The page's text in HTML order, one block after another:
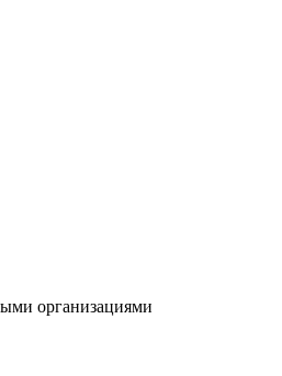
организациями